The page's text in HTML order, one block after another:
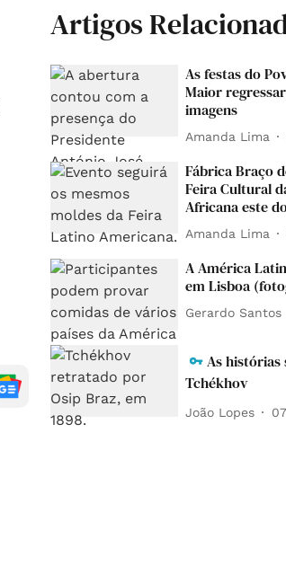
Artigos
As festas do
Maior
imagens
Amanda Lima
Fábrica Braço
Feira Cultural
Africana este
Amanda Lima
A América
em Lisboa
Gerardo Santos
As histórias
Tchékhov
João Lopes